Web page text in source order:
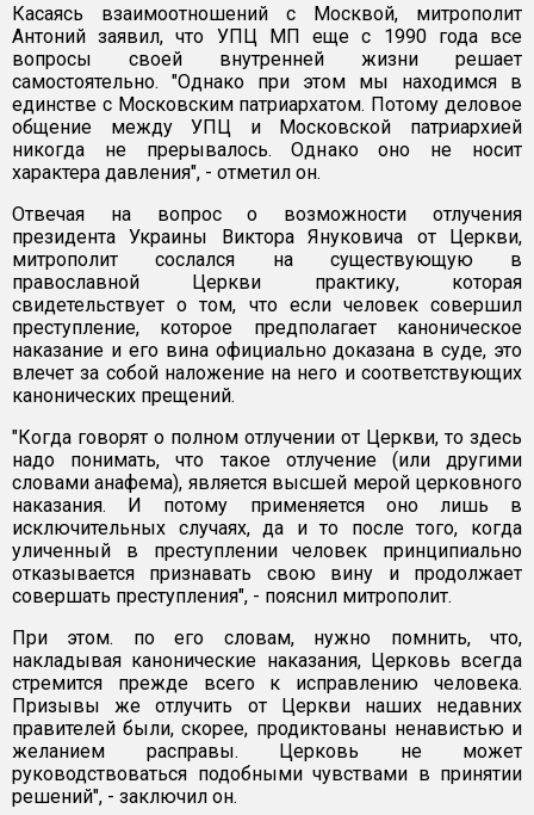
Касаясь взаимоотношений с Москвой, митрополит
Антоний заявил, что УПЦ МП еще с 1990 года все
вопросы своей внутренней жизни решает
самостоятельно. "Однако при этом мы находимся в
единстве с Московским патриархатом. Потому деловое
общение между УПЦ и Московской патриархией
никогда не прерывалось. Однако оно не носит
характера давления", - отметил он.
Отвечая на вопрос о возможности отлучения
президента Украины Виктора Януковича от Церкви,
митрополит сослался на существующую в
православной Церкви практику, которая
свидетельствует о том, что если человек совершил
преступление, которое предполагает каноническое
наказание и его вина официально доказана в суде, это
влечет за собой наложение на него и соответствующих
канонических прещений.
"Когда говорят о полном отлучении от Церкви, то здесь
надо понимать, что такое отлучение (или другими
словами анафема), является высшей мерой церковного
наказания. И потому применяется оно лишь в
исключительных случаях, да и то после того, когда
уличенный в преступлении человек принципиально
отказывается признавать свою вину и продолжает
совершать преступления", - пояснил митрополит.
При этом. по его словам, нужно помнить, что,
накладывая канонические наказания, Церковь всегда
стремится прежде всего к исправлению человека.
Призывы же отлучить от Церкви наших недавних
правителей были, скорее, продиктованы ненавистью и
желанием расправы. Церковь не может
руководствоваться подобными чувствами в принятии
решений", - заключил он.